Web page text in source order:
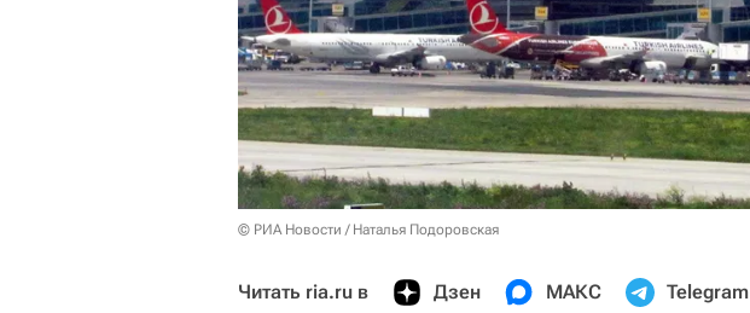
© РИА Новости / Наталья Подоровская
Читать ria.ru в Дзен МАКС Telegram